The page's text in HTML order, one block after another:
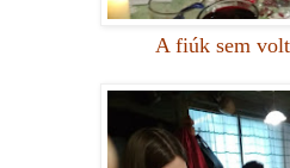
A fiúk sem